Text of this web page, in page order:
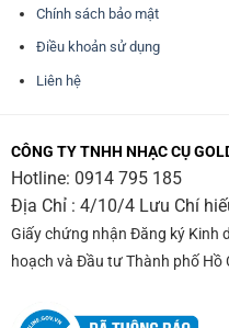
Chính sách bảo mật
Điều khoản sử dụng
Liên hệ
CÔNG TY TNHH NHẠC CỤ
Hotline: 0914 795 185
Địa Chỉ : 4/10/4 Lưu Chí
Giấy chứng nhận Đăng ký Kinh
hoạch và Đầu tư Thành phố